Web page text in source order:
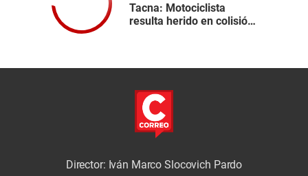
Tacna: Motociclista
resulta herido en colisión
Director: Iván Marco Slocovich Pardo